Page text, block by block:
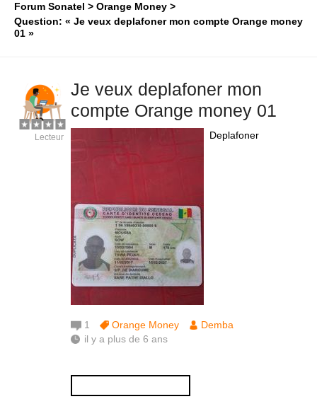
Forum Sonatel
Orange Money
Question: « Je veux deplafoner mon compte Orange money
01 »
Je veux deplafoner mon
compte Orange money 01
Deplafoner
Lecteur
1 Orange Money
Demba
il y a plus de 6 ans